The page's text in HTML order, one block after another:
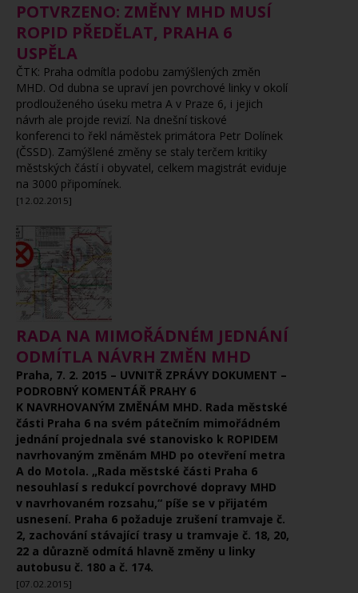
POTVRZENO: ZMĚNY MHD MUSÍ
ROPID PŘEDĚLAT, PRAHA 6
USPĚLA
ČTK: Praha odmítla podobu zamýšlených změn
MHD. Od dubna se upraví jen povrchové linky v okolí
prodlouženého úseku metra A v Praze 6, i jejich
návrh ale projde revizí. Na dnešní tiskové
konferenci to řekl náměstek primátora Petr Dolínek
(ČSSD). Zamýšlené změny se staly terčem kritiky
městských částí i obyvatel, celkem magistrát eviduje
na 3000 připomínek.
[12.02.2015]
RADA NA MIMOŘÁDNÉM JEDNÁNÍ
ODMÍTLA NÁVRH ZMĚN MHD
Praha, 7. 2. 2015 – UVNITŘ ZPRÁVY DOKUMENT –
PODROBNÝ KOMENTÁŘ PRAHY 6
K NAVRHOVANÝM ZMĚNÁM MHD. Rada městské
části Praha 6 na svém pátečním mimořádném
jednání projednala své stanovisko k ROPIDEM
navrhovaným změnám MHD po otevření metra
A do Motola. „Rada městské části Praha 6
nesouhlasí s redukcí povrchové dopravy MHD
v navrhovaném rozsahu,“ píše se v přijatém
usnesení. Praha 6 požaduje zrušení tramvaje č.
2, zachování stávající trasy u tramvaje č. 18, 20,
22 a důrazně odmítá hlavně změny u linky
autobusu č. 180 a č. 174.
[07.02.2015]